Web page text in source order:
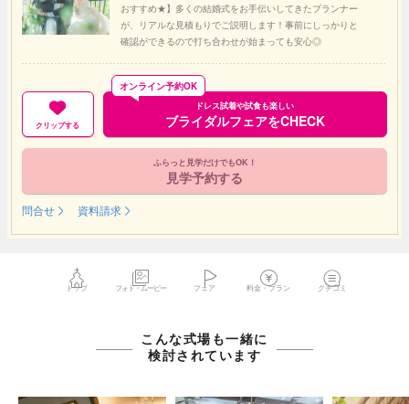
おすすめ★】多くの結婚式をお手伝いしてきたプランナー
が、リアルな見積もりでご説明します！事前にしっかりと
確認ができるので打ち合わせが始まっても安心◎
クリップする
ドレス試着や試食も楽しい
ブライダルフェアをCHECK
オンライン予約OK
ふらっと見学だけでもOK！
見学予約する
問合せ 資料請求
トップ フォト・ムービー フェア 料金・プラン クチコミ
こんな式場も一緒に
検討されています